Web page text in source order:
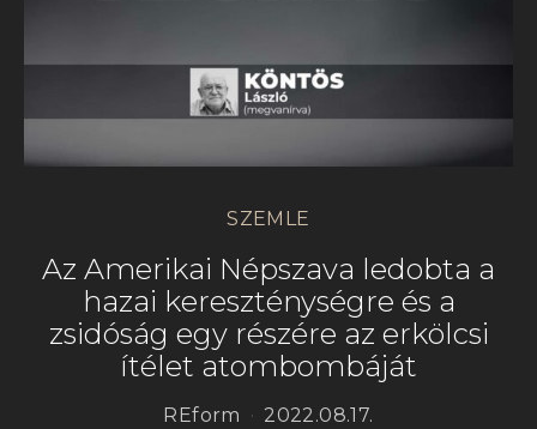
SZEMLE
Az Amerikai Népszava ledobta a
hazai kereszténységre és a
zsidóság egy részére az erkölcsi
ítélet atombombáját
REform 2022.08.17.